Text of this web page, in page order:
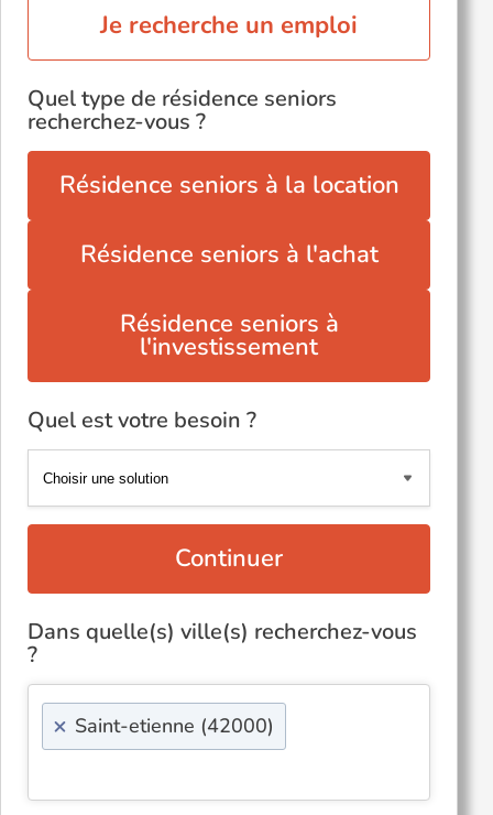
Je recherche un emploi
Quel type de résidence seniors
recherchez-vous ?
Résidence seniors à la location
Résidence seniors à l'achat
Résidence seniors à
l'investissement
Quel est votre besoin ?
Continuer
Dans quelle(s) ville(s) recherchez-vous
?
× Saint-etienne (42000)